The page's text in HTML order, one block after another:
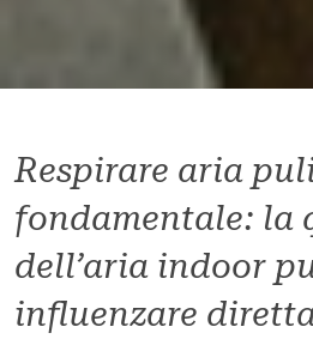
Respirare aria
fondamentale: la
dell’aria indoor
influenzare